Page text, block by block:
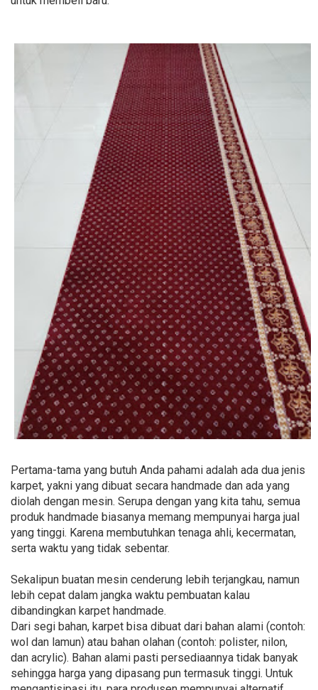
Pertama-tama yang butuh Anda pahami adalah ada dua jenis
karpet, yakni yang dibuat secara handmade dan ada yang
diolah dengan mesin. Serupa dengan yang kita tahu, semua
produk handmade biasanya memang mempunyai harga jual
yang tinggi. Karena membutuhkan tenaga ahli, kecermatan,
serta waktu yang tidak sebentar.
Sekalipun buatan mesin cenderung lebih terjangkau, namun
lebih cepat dalam jangka waktu pembuatan kalau
dibandingkan karpet handmade.
Dari segi bahan, karpet bisa dibuat dari bahan alami (contoh:
wol dan lamun) atau bahan olahan (contoh: polister, nilon,
dan acrylic). Bahan alami pasti persediaannya tidak banyak
sehingga harga yang dipasang pun termasuk tinggi. Untuk